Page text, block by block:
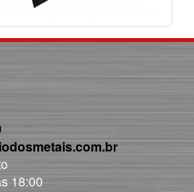
18:00